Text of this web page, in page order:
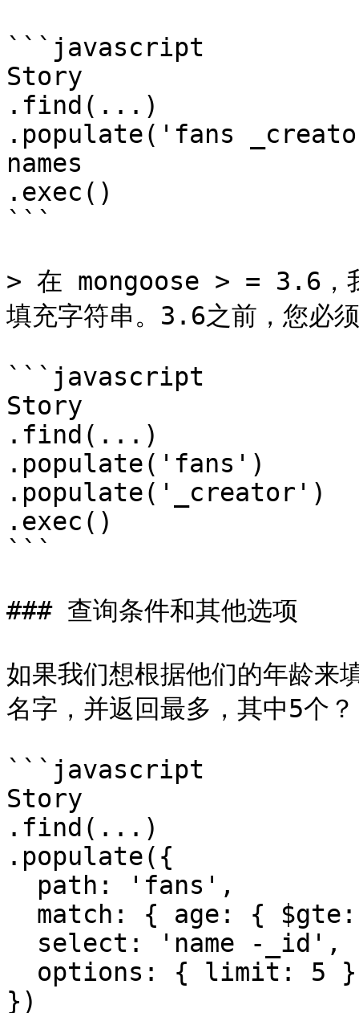
```javascript
Story
.find(...)
.populate('fans
names
.exec()
```
> 在 mongoose > = 3.6，我
填充字符串。3.6之前，您
```javascript
Story
.find(...)
.populate('fans')
.populate('_creator')
.exec()
```
### 查询条件和其他选项
如果我们想根据他们的年龄来
名字，并返回最多，其中5个？
```javascript
Story
.find(...)
.populate({
})